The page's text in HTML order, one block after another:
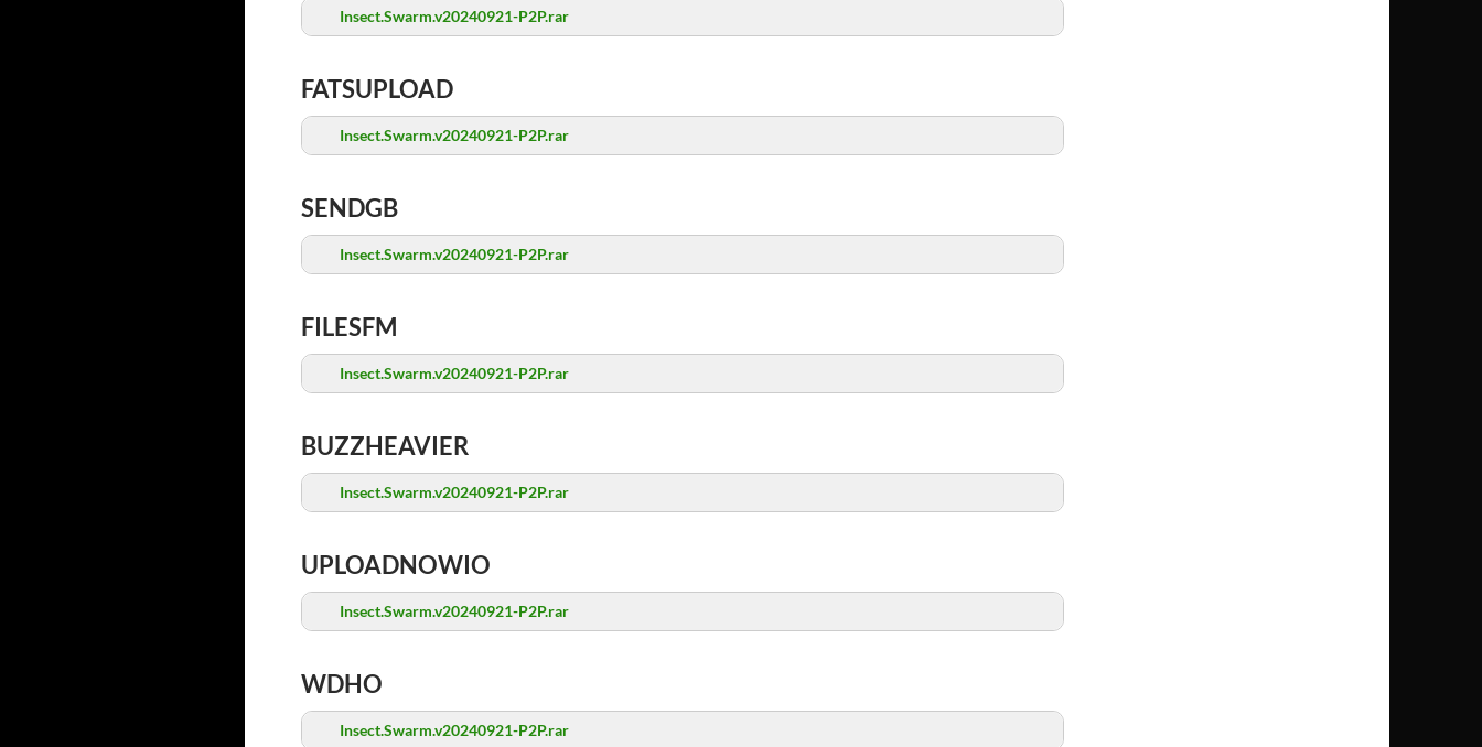
Insect.Swarm.v20240921-P2P.rar
FATSUPLOAD
Insect.Swarm.v20240921-P2P.rar
SENDGB
Insect.Swarm.v20240921-P2P.rar
FILESFM
Insect.Swarm.v20240921-P2P.rar
BUZZHEAVIER
Insect.Swarm.v20240921-P2P.rar
UPLOADNOWIO
Insect.Swarm.v20240921-P2P.rar
WDHO
Insect.Swarm.v20240921-P2P.rar